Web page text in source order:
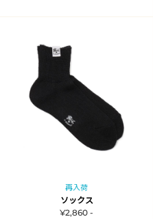
再入荷
ソックス
¥2,860 -